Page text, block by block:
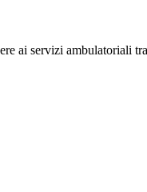
ai servizi ambulatoriali